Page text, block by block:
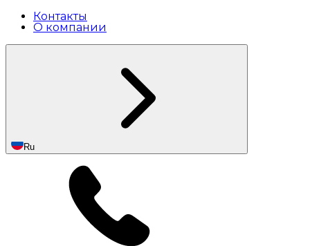
Контакты
О компании
Ru